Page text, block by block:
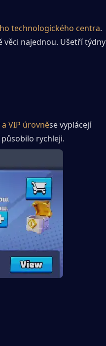
technologického centra.
věci najednou. Ušetří týdny
VIP úrovněse vyplácejí
rychleji.